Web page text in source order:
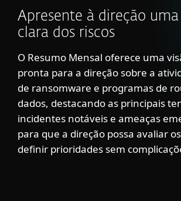
Apresente à direção uma
clara dos riscos
O Resumo Mensal oferece uma
pronta para a direção sobre a
de ransomware e programas de
dados, destacando as principais
incidentes notáveis e ameaças
para que a direção possa avaliar
definir prioridades sem